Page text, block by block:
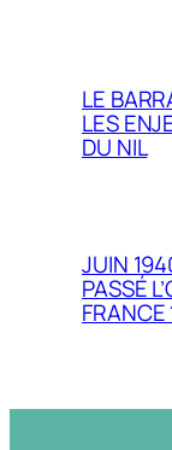
LE
LES
DU NIL
JUIN
PASSÉ
FRANCE